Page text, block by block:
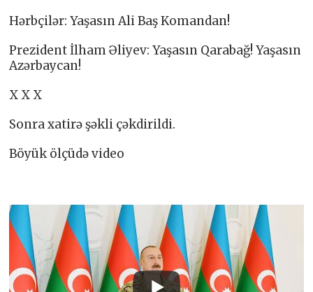
Hərbçilər: Yaşasın Ali Baş Komandan!
Prezident İlham Əliyev: Yaşasın Qarabağ! Yaşasın
Azərbaycan!
X X X
Sonra xatirə şəkli çəkdirildi.
Böyük ölçüdə video